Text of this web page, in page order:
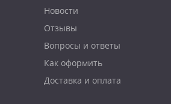
Новости
Отзывы
Вопросы и ответы
Как оформить
Доставка и оплата